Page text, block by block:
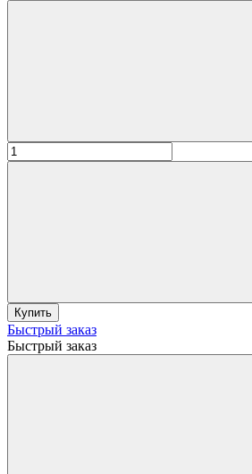
Купить
Быстрый заказ
Быстрый заказ